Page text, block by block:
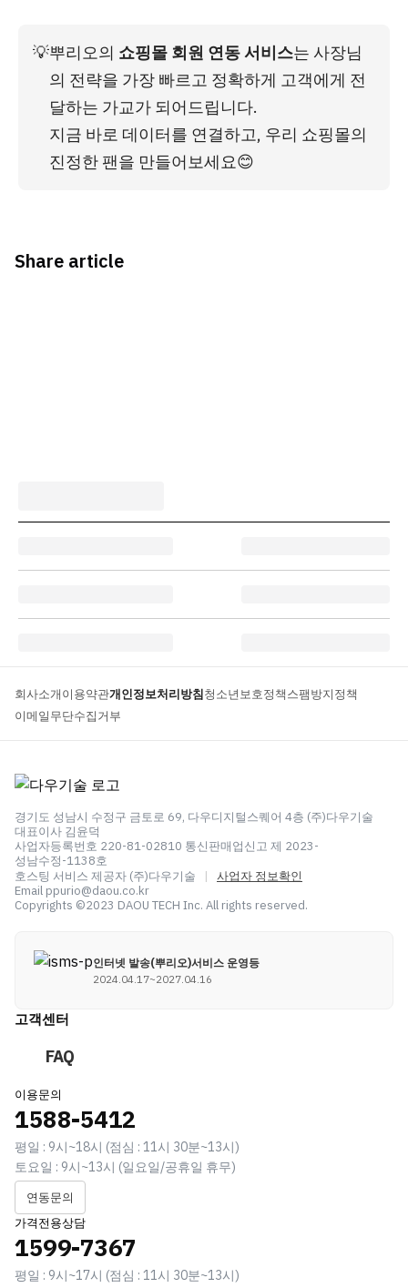
💡뿌리오의 쇼핑몰 회원 연동 서비스는 사장님
의 전략을 가장 빠르고 정확하게 고객에게 전
달하는 가교가 되어드립니다.
지금 바로 데이터를 연결하고, 우리 쇼핑몰의
진정한 팬을 만들어보세요😊
Share article
회사소개이용약관개인정보처리방침청소년보호정책스팸방지정책
이메일무단수집거부
경기도 성남시 수정구 금토로 69, 다우디지털스퀘어 4층 (주)다우기술
대표이사 김윤덕
사업자등록번호 220-81-02810 통신판매업신고 제 2023-
성남수정-1138호
호스팅 서비스 제공자 (주)다우기술
| 사업자 정보확인
Email ppurio@daou.co.kr
Copyrights ©2023 DAOU TECH Inc. All rights reserved.
인터넷 발송(뿌리오)서비스 운영등
2024.04.17~2027.04.16
고객센터
FAQ
이용문의
1588-5412
평일 : 9시~18시 (점심 : 11시 30분~13시)
토요일 : 9시~13시 (일요일/공휴일 휴무)
연동문의
가격전용상담
1599-7367
평일 : 9시~17시 (점심 : 11시 30분~13시)